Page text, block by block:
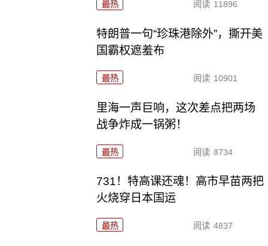
最热 阅读 11896
特朗普一句“珍珠港除外”，撕开美
国霸权遮羞布
最热 阅读 10901
里海一声巨响，这次差点把两场
战争炸成一锅粥！
最热 阅读 8734
731！特高课还魂！高市早苗两把
火烧穿日本国运
最热 阅读 4837